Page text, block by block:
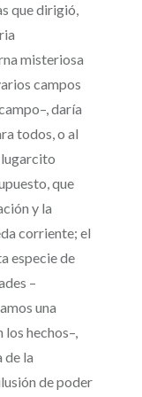
que dirigió,
misteriosa
campos
daría
todos, o al
lugarcito
que
y la
corriente; el
especie de
–
una
hechos–,
de la
de poder